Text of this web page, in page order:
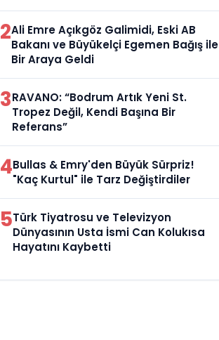
2Ali Emre Açıkgöz Galimidi, Eski AB
Bakanı ve Büyükelçi Egemen Bağış ile
Bir Araya Geldi
3RAVANO: “Bodrum Artık Yeni St.
Tropez Değil, Kendi Başına Bir
Referans”
4Bullas & Emry'den Büyük Sürpriz!
"Kaç Kurtul" ile Tarz Değiştirdiler
5Türk Tiyatrosu ve Televizyon
Dünyasının Usta İsmi Can Kolukısa
Hayatını Kaybetti